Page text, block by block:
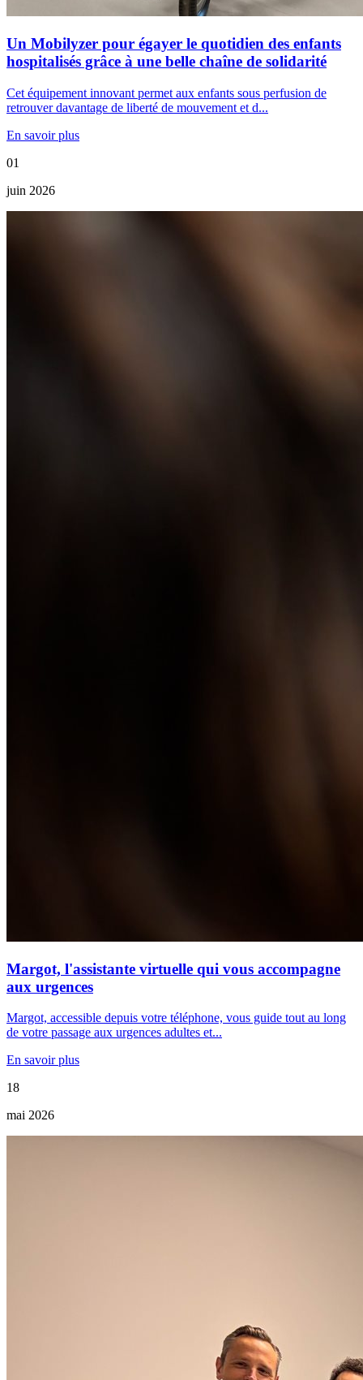
Un Mobilyzer pour égayer le quotidien des enfants
hospitalisés grâce à une belle chaîne de solidarité
Cet équipement innovant permet aux enfants sous perfusion de
retrouver davantage de liberté de mouvement et d...
En savoir plus
01
juin 2026
Margot, l'assistante virtuelle qui vous accompagne
aux urgences
Margot, accessible depuis votre téléphone, vous guide tout au long
de votre passage aux urgences adultes et...
En savoir plus
18
mai 2026